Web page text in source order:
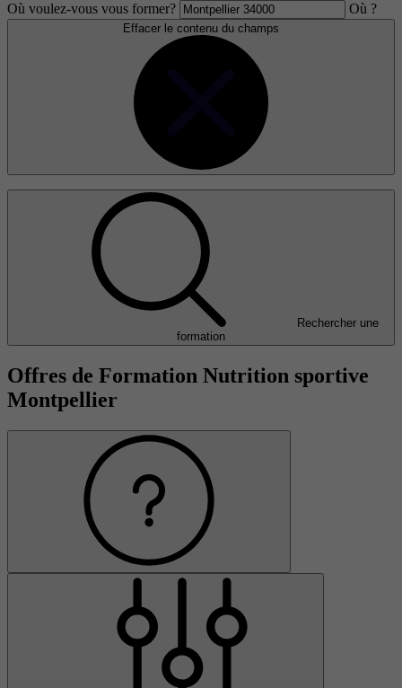
Où voulez-vous vous former? Où ?
Effacer le contenu du champs
Rechercher une
formation
Offres de Formation Nutrition sportive
Montpellier